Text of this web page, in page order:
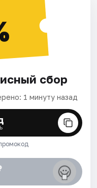
сбор
1 минуту назад